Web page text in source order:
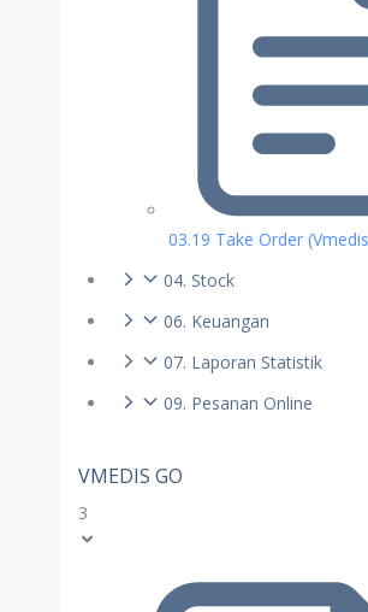
03.19 Take Order
04. Stock
06. Keuangan
07. Laporan Statistik
09. Pesanan Online
VMEDIS GO
3